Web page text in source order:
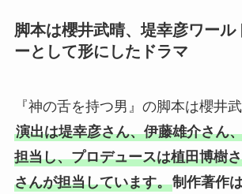
脚本は櫻井武晴、堤幸彦ワール
ーとして形にしたドラマ
『神の舌を持つ男』の脚本は櫻井
演出は堤幸彦さん、伊藤雄介さん
担当し、プロデュースは植田博樹
さんが担当しています。制作著作